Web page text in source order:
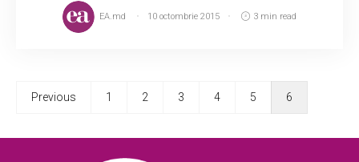
EA.md 10 octombrie 2015 3 min read
Previous 1 2 3 4 5 6